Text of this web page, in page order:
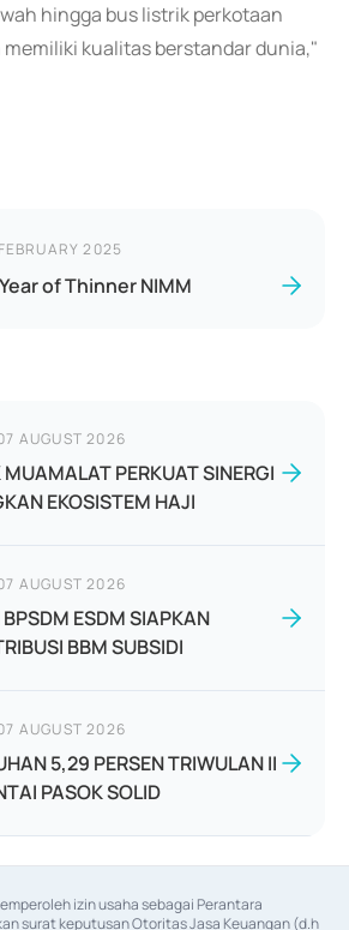
hingga bus listrik perkotaan
kualitas berstandar dunia,"
2025
of Thinner NIMM
AUGUST 2026
PERKUAT SINERGI
EKOSISTEM HAJI
AUGUST 2026
ESDM SIAPKAN
BBM SUBSIDI
AUGUST 2026
5,29 PERSEN TRIWULAN II
PASOK SOLID
izin usaha sebagai Perantara
surat keputusan Otoritas Jasa Keuangan (d.h